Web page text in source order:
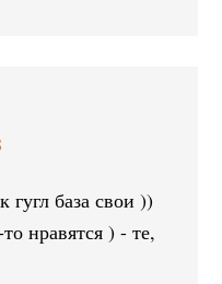
база свои ))
нравятся ) - те,